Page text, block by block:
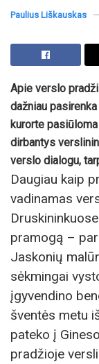
Paulius Liškauskas
Apie verslo
dažniau
kurorte
dirbantys
verslo dialogu,
Daugiau kaip
vadinamas
pramogą –
Jaskonių
sėkmingai
įgyvendino
šventės metu
pateko į
pradžioje